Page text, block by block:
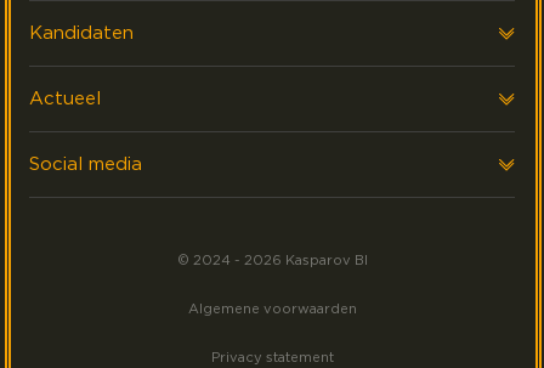
FAQ & Contact
AI & Data strategie
Data Platform Ontwikkeling
Kandidaten
Werken Bij
Actueel
Laatste nieuws
Social media
© 2024 - 2026 Kasparov BI
Algemene voorwaarden
Privacy statement